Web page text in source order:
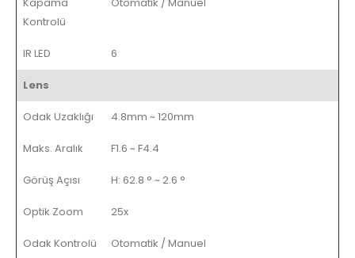
Kontrolü
IR LED 6
Lens
Odak Uzaklığı 4.8mm ~ 120mm
Maks. Aralık F1.6 ~ F4.4
Görüş Açısı H: 62.8 ° ~ 2.6 °
Optik Zoom 25x
Odak Kontrolü Otomatik / Manuel